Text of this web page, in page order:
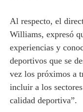
Al respecto, el
Williams, expresó
experiencias y
deportivos que se
vez los próximos a
incluir a los
calidad deportiva”.